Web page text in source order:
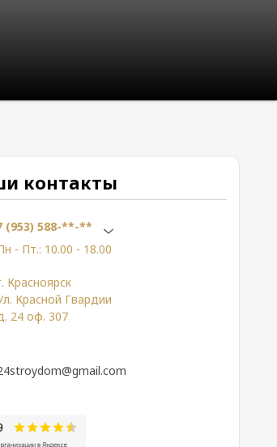
контакты
(953) 588-**-**
- Пт.: 10.00 - 18.00
Красноярск
Красной Гвардии
24 оф. 307